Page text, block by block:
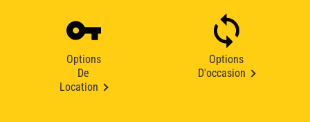
Options
De
Location
Options
D'occasion